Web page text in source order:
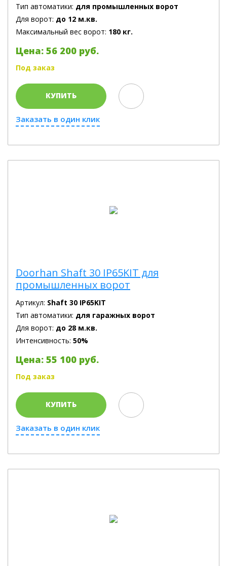
Тип автоматики: для промышленных ворот
Для ворот: до 12 м.кв.
Максимальный вес ворот: 180 кг.
Цена: 56 200 руб.
Под заказ
КУПИТЬ
Заказать в один клик
Doorhan Shaft 30 IP65KIT для
промышленных ворот
Артикул: Shaft 30 IP65KIT
Тип автоматики: для гаражных ворот
Для ворот: до 28 м.кв.
Интенсивность: 50%
Цена: 55 100 руб.
Под заказ
КУПИТЬ
Заказать в один клик